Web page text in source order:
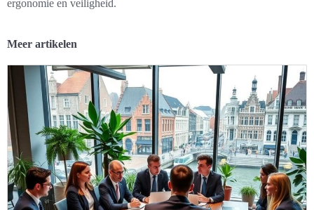
ergonomie en veiligheid.
Meer artikelen